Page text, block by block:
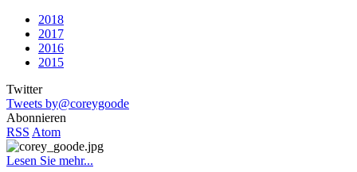
2018
2017
2016
2015
Twitter
Tweets by@coreygoode
Abonnieren
RSS Atom
Lesen Sie mehr...